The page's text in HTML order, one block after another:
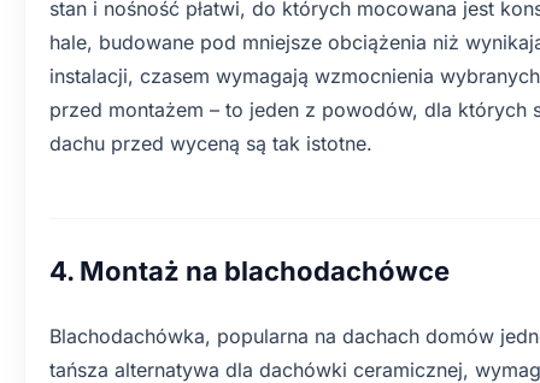
stan i nośność płatwi, do których mocowana jest
hale, budowane pod mniejsze obciążenia niż
instalacji, czasem wymagają wzmocnienia
przed montażem – to jeden z powodów, dla których
dachu przed wyceną są tak istotne.
4. Montaż na blachodachówce
Blachodachówka, popularna na dachach domów
tańsza alternatywa dla dachówki ceramicznej,